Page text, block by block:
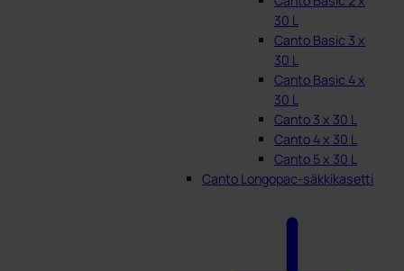
30 L
Canto Basic 3 x
30 L
Canto Basic 4 x
30 L
Canto 3 x 30 L
Canto 4 x 30 L
Canto 5 x 30 L
Canto Longopac-säkkikasetti